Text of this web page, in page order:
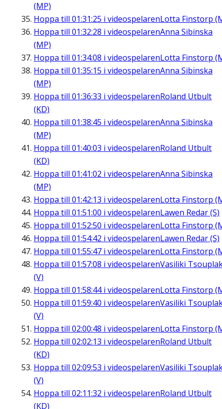
(MP)
Hoppa till 01:31:25 i videospelarenLotta Finstorp
Hoppa till 01:32:28 i videospelarenAnna Sibinska
(MP)
Hoppa till 01:34:08 i videospelarenLotta Finstorp
Hoppa till 01:35:15 i videospelarenAnna Sibinska
(MP)
Hoppa till 01:36:33 i videospelarenRoland Utbult
(KD)
Hoppa till 01:38:45 i videospelarenAnna Sibinska
(MP)
Hoppa till 01:40:03 i videospelarenRoland Utbult
(KD)
Hoppa till 01:41:02 i videospelarenAnna Sibinska
(MP)
Hoppa till 01:42:13 i videospelarenLotta Finstorp
Hoppa till 01:51:00 i videospelarenLawen Redar (S)
Hoppa till 01:52:50 i videospelarenLotta Finstorp
Hoppa till 01:54:42 i videospelarenLawen Redar (S)
Hoppa till 01:55:47 i videospelarenLotta Finstorp
Hoppa till 01:57:08 i videospelarenVasiliki
(V)
Hoppa till 01:58:44i videospelarenLotta Finstorp
Hoppa till 01:59:40 i videospelarenVasiliki
(V)
Hoppa till 02:00:48 i videospelarenLotta Finstorp
Hoppa till 02:02:13 i videospelarenRoland Utbult
(KD)
Hoppa till 02:09:53 i videospelarenVasiliki
(V)
Hoppa till 02:11:32 i videospelarenRoland Utbult
(KD)